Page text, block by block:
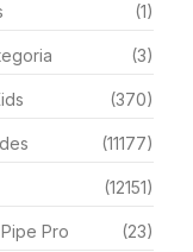
(1)
(3)
(370)
(11177)
(12151)
Pro (23)